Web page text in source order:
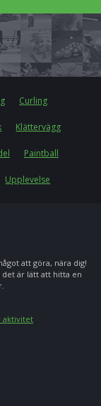
Curling
Klättervägg
Paintball
Upplevelse
att göra, nära dig!
det är lätt att hitta en
aktivitet